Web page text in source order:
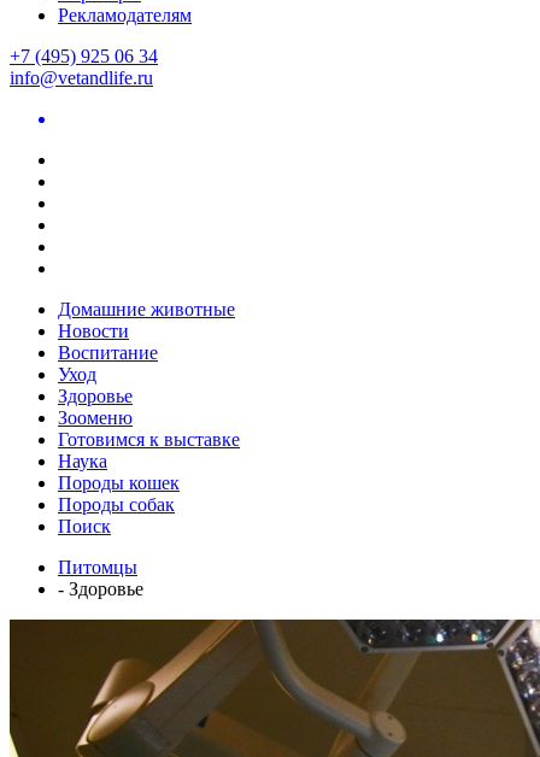
Рекламодателям
+7 (495) 925 06 34
info@vetandlife.ru
Домашние животные
Новости
Воспитание
Уход
Здоровье
Зооменю
Готовимся к выставке
Наука
Породы кошек
Породы собак
Поиск
Питомцы
- Здоровье